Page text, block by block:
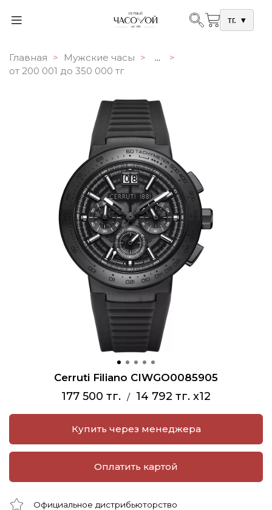
тг. ▾
Главная Мужские часы
...
от 200 001 до 350 000 тг
Cerruti Filiano CIWGO0085905
177 500 тг. / 14 792 тг. x12
Купить через менеджера
Оплатить картой
Официальное дистрибьюторство